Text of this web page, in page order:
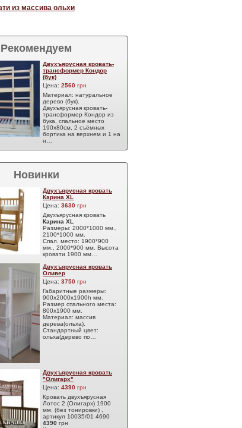
из массива ольхи
Рекомендуем
Двухъярусная кровать-
трансформер Кондор
(бук)
Цена: 2560 грн
Материал: натуральное
дерево (бук).
Двухъярусная кровать-
трансформер Кондор из
бука, спальное место
190х80см, 2 съёмных
бортика на верхнем и 1 на
н…
Новинки
Двухъярусная кровать
Карина XL
Цена: 3630 грн
Двухъярусная кровать
Карина XL
Размеры: 2000*1000 мм.,
2100*1000 мм.
Спал. место: 1900*900
мм., 2000*900 мм. Высота
кровати 1900 мм…
Двухъярусная кровать
Оливер
Цена: 3750 грн
Габаритные размеры:
900х2000х1900h мм.
Размер спального места:
800х1900 мм.
Материал: массив
дерева(ольха).
Стандартный цвет:
ольха(дерево по…
Двухъярусная кровать
"Олигарх"
Цена: 4390 грн
Кровать двухъярусная
Лотос 2 (Олигарх) 1900
мм. (без тонировки) ,
артикул 10035/01 4690
4390 грн